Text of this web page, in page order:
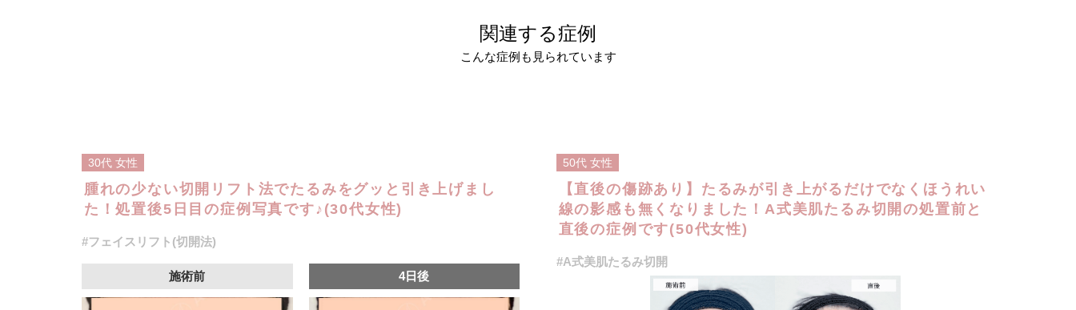
関連する症例
こんな症例も見られています
30代 女性
腫れの少ない切開リフト法でたるみをグッと引き上げまし
た！処置後5日目の症例写真です♪(30代女性)
#フェイスリフト(切開法)
施術前 4日後
50代 女性
【直後の傷跡あり】たるみが引き上がるだけでなくほうれい
線の影感も無くなりました！A式美肌たるみ切開の処置前と
直後の症例です(50代女性)
#A式美肌たるみ切開